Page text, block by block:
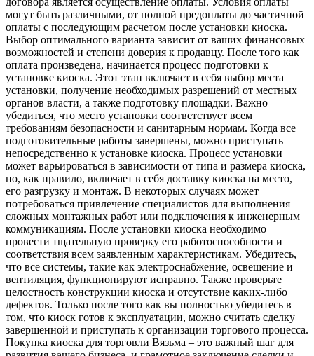
могут быть различными, от полной предоплаты до частичной
оплаты с последующим расчетом после установки киоска.
Выбор оптимального варианта зависит от ваших финансовых
возможностей и степени доверия к продавцу. После того как
оплата произведена, начинается процесс подготовки к
установке киоска. Этот этап включает в себя выбор места
установки, получение необходимых разрешений от местных
органов власти, а также подготовку площадки. Важно
убедиться, что место установки соответствует всем
требованиям безопасности и санитарным нормам. Когда все
подготовительные работы завершены, можно приступать
непосредственно к установке киоска. Процесс установки
может варьироваться в зависимости от типа и размера киоска,
но, как правило, включает в себя доставку киоска на место,
его разгрузку и монтаж. В некоторых случаях может
потребоваться привлечение специалистов для выполнения
сложных монтажных работ или подключения к инженерным
коммуникациям. После установки киоска необходимо
провести тщательную проверку его работоспособности и
соответствия всем заявленным характеристикам. Убедитесь,
что все системы, такие как электроснабжение, освещение и
вентиляция, функционируют исправно. Также проверьте
целостность конструкции киоска и отсутствие каких-либо
дефектов. Только после того как вы полностью убедитесь в
том, что киоск готов к эксплуатации, можно считать сделку
завершенной и приступать к организации торгового процесса.
Покупка киоска для торговли Вязьма – это важный шаг для